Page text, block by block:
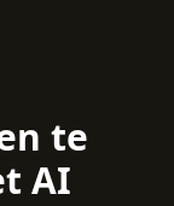
te
AI